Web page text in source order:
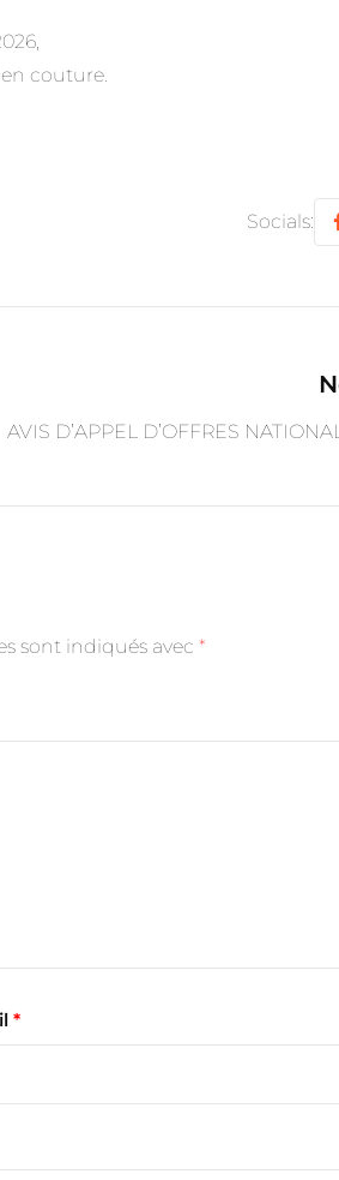
couture.
Socials:
AVIS D’APPEL D’OFFRES
sont indiqués avec *
*